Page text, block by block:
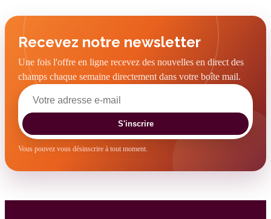
Recevez notre newsletter
Une fois l'offre en ligne recevez des nouvelles en direct des
champs chaque semaine directement dans votre boîte mail.
S'inscrire
Vous pouvez vous désinscrire à tout moment.